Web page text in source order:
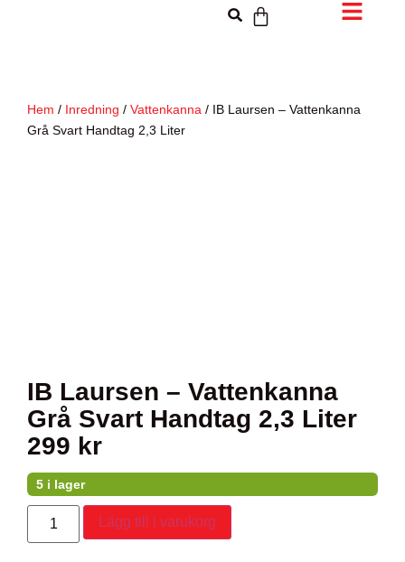
Hem / Inredning / Vattenkanna / IB Laursen – Vattenkanna
Grå Svart Handtag 2,3 Liter
IB Laursen – Vattenkanna
Grå Svart Handtag 2,3 Liter
299 kr
5 i lager
Lägg till i varukorg